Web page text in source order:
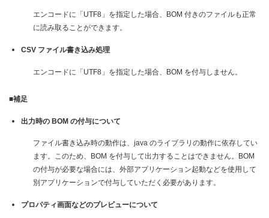
エンコードに「UTF8」を指定した場合、BOM 付きのファイルも正常
に読み取ることができます。
CSV ファイル書き込み処理
エンコードに「UTF8」を指定した場合、BOM を付与しません。
■補足
出力時の BOM の付与について
ファイル書き込み時の動作は、java のライブラリの動作に依存してい
ます。このため、BOM を付与して出力することはできません。BOM
の付与が必要な場合には、外部アプリケーション起動などを使用して
別アプリケーションで付与していただく必要があります。
プロパティ画面などのプレビューについて